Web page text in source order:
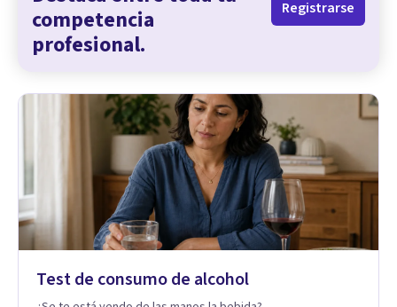
competencia
profesional.
Registrarse
Test de consumo de alcohol